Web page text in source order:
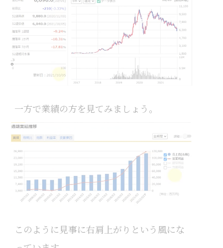
一方で業績の方を見てみましょう。
このように見事に右肩上がりという風にな